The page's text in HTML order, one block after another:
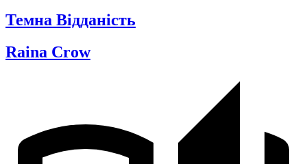
Темна Відданість
Raina Crow